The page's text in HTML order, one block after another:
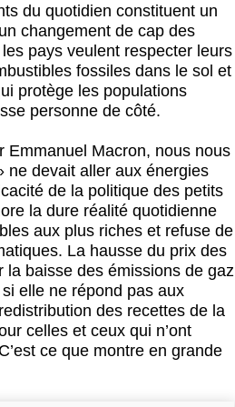
du quotidien constituent un
changement de cap des
pays veulent respecter leurs
fossiles dans le sol et
protège les populations
personne de côté.
Emmanuel Macron, nous nous
ne devait aller aux énergies
de la politique des petits
la dure réalité quotidienne
aux plus riches et refuse de
La hausse du prix des
la baisse des émissions de gaz
elle ne répond pas aux
des recettes de la
celles et ceux qui n’ont
ce que montre en grande